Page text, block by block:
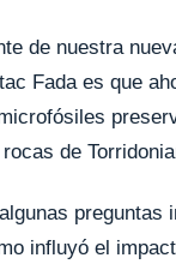
de nuestra
Fada es que
de
preguntas
influyó el